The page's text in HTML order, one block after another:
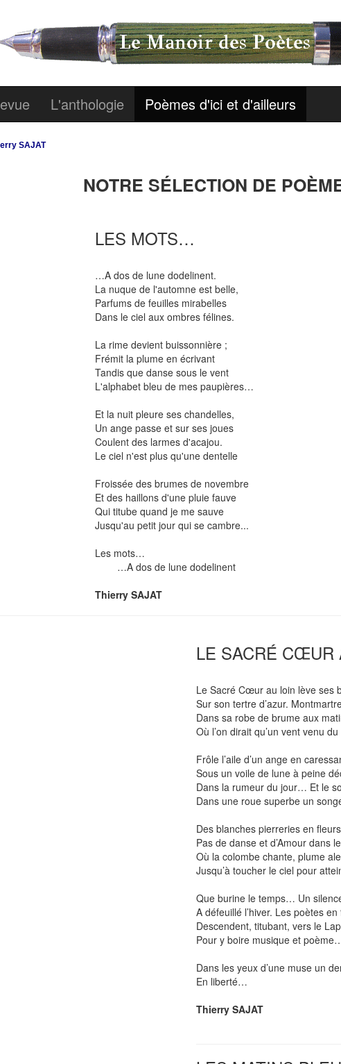
L'anthologie Poèmes d'ici et d'ailleurs
SAJAT
NOTRE SÉLECTION DE
LES MOTS…
…A dos de lune dodelinent.
La nuque de l'automne est belle,
Parfums de feuilles mirabelles
Dans le ciel aux ombres félines.
La rime devient buissonnière ;
Frémit la plume en écrivant
Tandis que danse sous le vent
L'alphabet bleu de mes paupières…
Et la nuit pleure ses chandelles,
Un ange passe et sur ses joues
Coulent des larmes d'acajou.
Le ciel n'est plus qu'une dentelle
Froissée des brumes de novembre
Et des haillons d'une pluie fauve
Qui titube quand je me sauve
Jusqu'au petit jour qui se cambre...
Les mots…
…A dos de lune dodelinent
Thierry SAJAT
LE SACRÉ CŒUR
Le Sacré Cœur au loin lève ses
Sur son tertre d’azur.
Dans sa robe de brume aux
Où l’on dirait qu’un vent venu
Frôle l’aile d’un ange en
Sous un voile de lune à peine
Dans la rumeur du jour… Et le
Dans une roue superbe un
Des blanches pierreries en
Pas de danse et d’Amour dans
Où la colombe chante, plume
Jusqu’à toucher le ciel pour
Que burine le temps… Un
A défeuillé l’hiver. Les poètes
Descendent, titubant, vers le
Pour y boire musique et
Dans les yeux d’une muse un
En liberté…
Thierry SAJAT